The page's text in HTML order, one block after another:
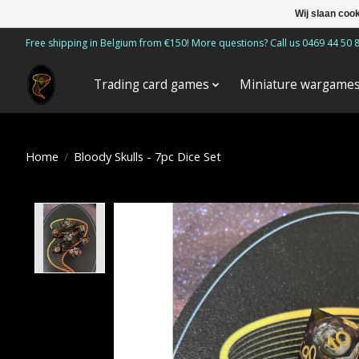
Free shipping in Belgium from €150! More questions? Call us 0469 44 50
Trading card games Miniature
Home / Bloody Skulls - 7pc Dice Set
Product image slideshow Items
Wij slaan